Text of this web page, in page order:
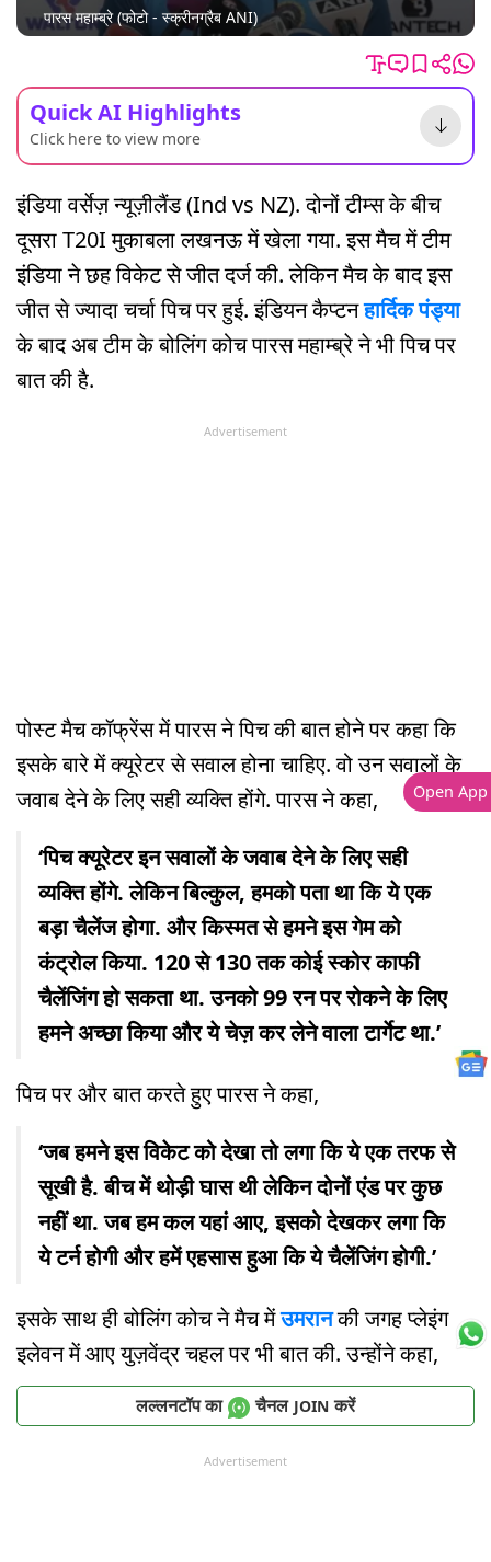
पारस महाम्ब्रे (फोटो - स्क्रीनग्रैब ANI)
Quick AI Highlights
Click here to view more
इंडिया वर्सेज़ न्यूज़ीलैंड (Ind vs NZ). दोनों टीम्स के बीच
दूसरा T20I मुकाबला लखनऊ में खेला गया. इस मैच में टीम
इंडिया ने छह विकेट से जीत दर्ज की. लेकिन मैच के बाद इस
जीत से ज्यादा चर्चा पिच पर हुई. इंडियन कैप्टनहार्दिक पंड्या
के बाद अब टीम के बोलिंग कोच पारस महाम्ब्रे ने भी पिच पर
बात की है.
Advertisement
पोस्ट मैच कॉफ्रेंस में पारस ने पिच की बात होने पर कहा कि
इसके बारे में क्यूरेटर से सवाल होना चाहिए. वो उन सवालों के
जवाब देने के लिए सही व्यक्ति होंगे. पारस ने कहा,
‘पिच क्यूरेटर इन सवालों के जवाब देने के लिए सही
व्यक्ति होंगे. लेकिन बिल्कुल, हमको पता था कि ये एक
बड़ा चैलेंज होगा. और किस्मत से हमने इस गेम को
कंट्रोल किया. 120 से 130 तक कोई स्कोर काफी
चैलेंजिंग हो सकता था. उनको 99 रन पर रोकने के लिए
हमने अच्छा किया और ये चेज़ कर लेने वाला टार्गेट था.’
पिच पर और बात करते हुए पारस ने कहा,
‘जब हमने इस विकेट को देखा तो लगा कि ये एक तरफ से
सूखी है. बीच में थोड़ी घास थी लेकिन दोनों एंड पर कुछ
नहीं था. जब हम कल यहां आए, इसको देखकर लगा कि
ये टर्न होगी और हमें एहसास हुआ कि ये चैलेंजिंग होगी.’
इसके साथ ही बोलिंग कोच ने मैच मेंउमरानकी जगह प्लेइंग
इलेवन में आए युज़वेंद्र चहल पर भी बात की. उन्होंने कहा,
लल्लनटॉप का चैनल JOIN करें
Advertisement
Open App